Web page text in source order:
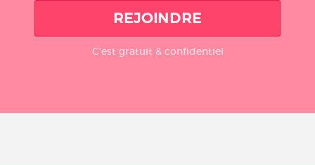
REJOINDRE
C'est gratuit & confidentiel